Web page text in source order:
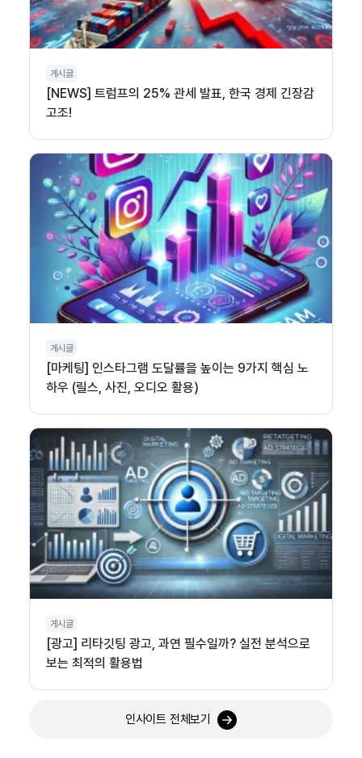
게시글
[NEWS] 트럼프의 25% 관세 발표, 한국 경제 긴장감
고조!
게시글
[마케팅] 인스타그램 도달률을 높이는 9가지 핵심 노
하우 (릴스, 사진, 오디오 활용)
게시글
[광고] 리타깃팅 광고, 과연 필수일까? 실전 분석으로
보는 최적의 활용법
인사이트 전체보기